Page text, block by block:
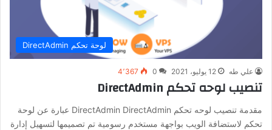
لوحة تحكم DirectAdmin
علي طه 12 يوليو، 2021 0 4٬367
تنصيب لوحه تحكم DirectAdmin
مقدمة تنصيب لوحه تحكم DirectAdmin DirectAdmin عبارة عن لوحة
تحكم لاستضافة الويب بواجهة مستخدم رسومية تم تصميمها لتسهيل إدارة